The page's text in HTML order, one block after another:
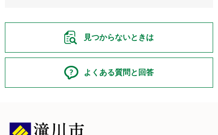
見つからないときは
よくある質問と回答